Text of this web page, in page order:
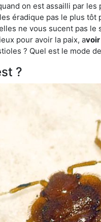
on est assailli par
éradique pas le plus
ne vous sucent pas
pour avoir la paix, avoir
? Quel est le mode
?